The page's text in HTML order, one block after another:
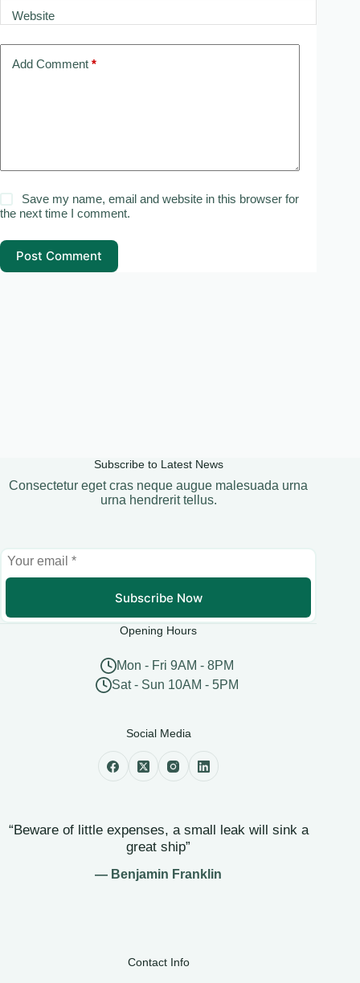
Website
Add Comment *
Save my name, email and website in this browser for
the next time I comment.
Post Comment
Subscribe to Latest News
Consectetur eget cras neque augue malesuada urna
urna hendrerit tellus.
Subscribe Now
Opening Hours
Mon - Fri 9AM - 8PM
Sat - Sun 10AM - 5PM
Social Media
“Beware of little expenses, a small leak will sink a
great ship”
— Benjamin Franklin
Contact Info